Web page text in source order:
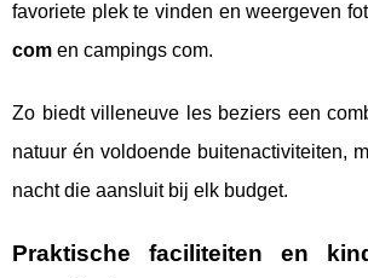
favoriete plek te vinden en weergeven
com en campings com.
Zo biedt villeneuve les beziers een
natuur én voldoende buitenactiviteiten,
nacht die aansluit bij elk budget.
Praktische faciliteiten en